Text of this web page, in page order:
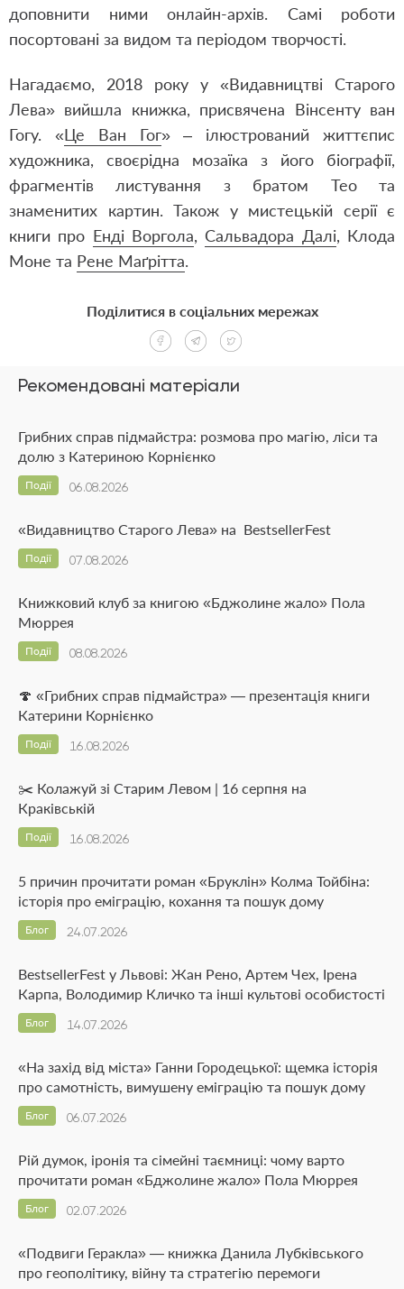
доповнити ними онлайн-архів. Самі роботи
посортовані за видом та періодом творчості.
Нагадаємо, 2018 року у «Видавництві Старого
Лева» вийшла книжка, присвячена Вінсенту ван
Гогу. «Це Ван Гог» – ілюстрований життєпис
художника, своєрідна мозаїка з його біографії,
фрагментів листування з братом Тео та
знаменитих картин. Також у мистецькій серії є
книги про Енді Воргола,Сальвадора Далі, Клода
Моне та Рене Маґрітта.
Рекомендовані матеріали
Грибних справ підмайстра: розмова про магію, ліси та
долю з Катериною Корнієнко
06.08.2026
Події
«Видавництво Старого Лева» на BestsellerFest
07.08.2026
Події
Книжковий клуб за книгою «Бджолине жало» Пола
Мюррея
08.08.2026
Події
🍄 «Грибних справ підмайстра» — презентація книги
Катерини Корнієнко
16.08.2026
Події
✂️ Колажуй зі Старим Левом | 16 серпня на
Краківській
16.08.2026
Події
5 причин прочитати роман «Бруклін» Колма Тойбіна:
історія про еміграцію, кохання та пошук дому
24.07.2026
Блог
BestsellerFest у Львові: Жан Рено, Артем Чех, Ірена
Карпа, Володимир Кличко та інші культові особистості
14.07.2026
Блог
«На захід від міста» Ганни Городецької: щемка історія
про самотність, вимушену еміграцію та пошук дому
06.07.2026
Блог
Рій думок, іронія та сімейні таємниці: чому варто
прочитати роман «Бджолине жало» Пола Мюррея
02.07.2026
Блог
«Подвиги Геракла» — книжка Данила Лубківського
про геополітику, війну та стратегію перемоги
Поділитися в соціальних мережах